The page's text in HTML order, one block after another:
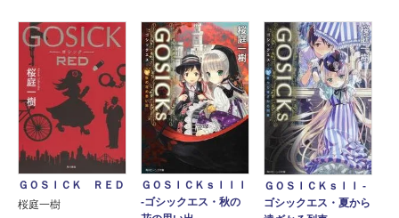
ＧＯＳＩＣＫ ＲＥＤ
桜庭一樹
ＧＯＳＩＣＫｓＩＩＩ
‐ゴシックエス・秋の
ＧＯＳＩＣＫｓＩＩ ‐
ゴシックエス・夏から